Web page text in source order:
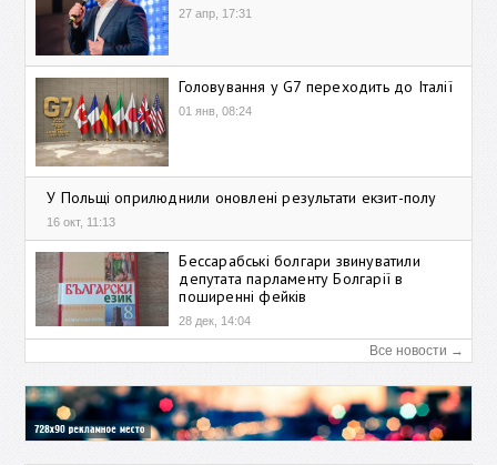
27 апр, 17:31
Головування у G7 переходить до Італії
01 янв, 08:24
У Польщі оприлюднили оновлені результати екзит-полу
16 окт, 11:13
Бессарабські болгари звинуватили
депутата парламенту Болгарії в
поширенні фейків
28 дек, 14:04
Все новости →